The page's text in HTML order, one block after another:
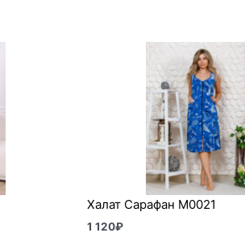
Халат Сарафан М0021
1 120₽